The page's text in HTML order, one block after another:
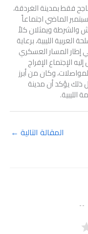
فقط بمدينة الغردقة،
حيث استضافت أيضاً المدينة يومي 28 و29 سبتمبر الماضي اجتماعاً
والشرطة ويمثلان كلاً
الليبية، برعاية
إطار المسار العسكري
الإجتماع الإفراج
وكان من أبرز
ذلك يؤكد أن مدينة
الليبية.
المقالة التالية ←